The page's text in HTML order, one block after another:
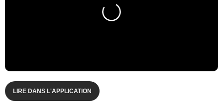
LIRE DANS L'APPLICATION